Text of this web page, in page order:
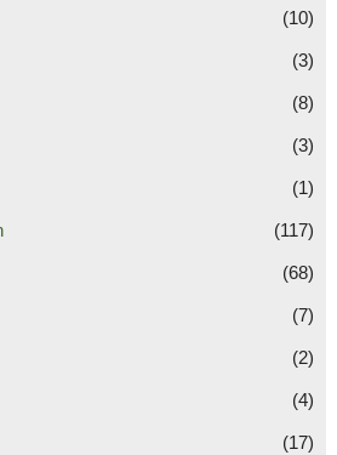
(10)
(3)
(8)
(3)
(1)
(117)
(68)
(7)
(2)
(4)
(17)